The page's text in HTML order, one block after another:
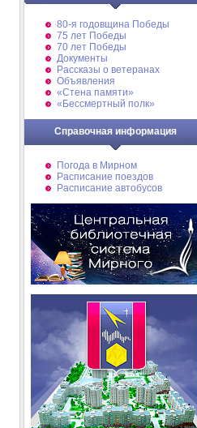
80-я годовщина Победы
75 лет Победы
70 лет Победы
Документы
Рассказы о ветеранах
Объявления
«Стена памяти»
«Бессмертный полк»
Справочная информация
Погода в Мирном
Расписание поездов
Расписание автобусов